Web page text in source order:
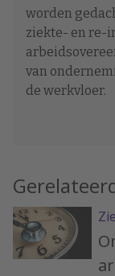
worden
ziekte- en re-
van
de werkvloer.